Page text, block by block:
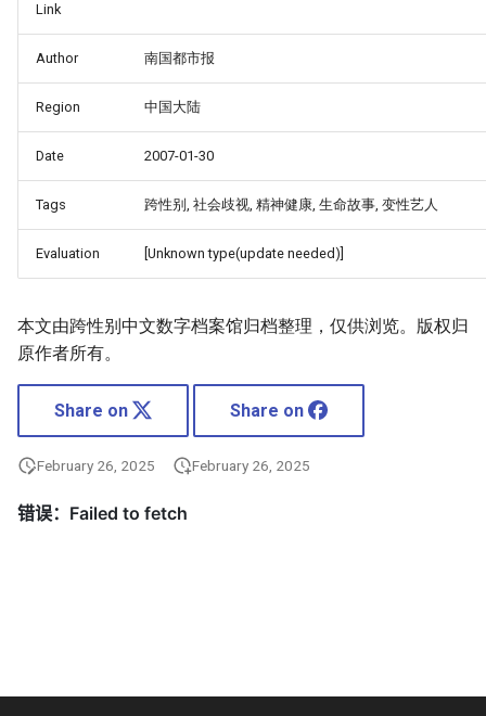
Link
Author 南国都市报
Region 中国大陆
Date 2007-01-30
Tags 跨性别, 社会歧视, 精神健康, 生命故事, 变性艺人
Evaluation [Unknown type(update needed)]
本文由跨性别中文数字档案馆归档整理，仅供浏览。版权归
原作者所有。
Share on Share on
February 26, 2025 February 26, 2025